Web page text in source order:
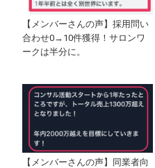
【メンバーさんの声】採用問い
合わせ0→10件獲得！サロンワ
ークは半分に。
【メンバーさんの声】同業者向